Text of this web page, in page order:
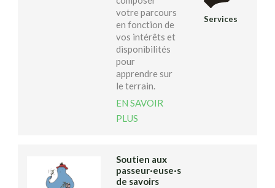
votre parcours
en fonction de
vos intérêts et
disponibilités
pour
apprendre sur
le terrain.
EN SAVOIR
PLUS
Services
Soutien aux
passeur·euse·s
de savoirs